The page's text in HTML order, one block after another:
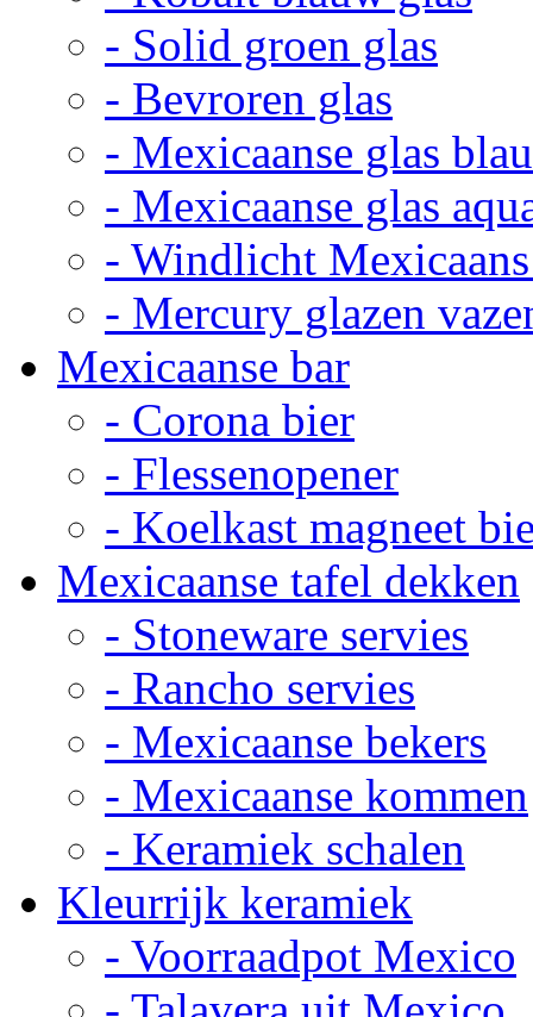
- Solid groen glas
- Bevroren glas
- Mexicaanse glas
- Mexicaanse glas
- Windlicht
- Mercury glazen
Mexicaanse bar
- Corona bier
- Flessenopener
- Koelkast magneet
Mexicaanse tafel dekken
- Stoneware servies
- Rancho servies
- Mexicaanse bekers
- Mexicaanse kommen
- Keramiek schalen
Kleurrijk keramiek
- Voorraadpot Mexico